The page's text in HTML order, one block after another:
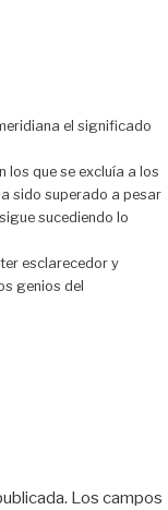
el significado
los que se excluía a los
sido superado a pesar
sucediendo lo
esclarecedor y
genios del
Los campos